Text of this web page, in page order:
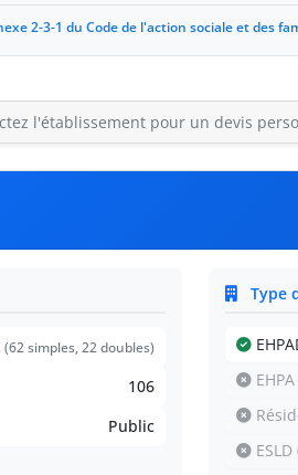
2-3-1 du Code de l'action sociale et des
l'établissement pour un devis
(62 simples, 22 doubles)
106
Public
Type
EHPA
ESLD